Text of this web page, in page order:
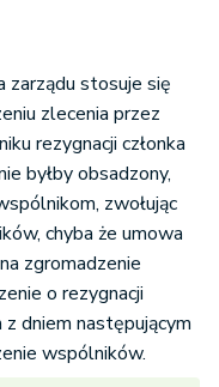
zarządu stosuje się
zlecenia przez
rezygnacji członka
byłby obsadzony,
zwołując
chyba że umowa
zgromadzenie
o rezygnacji
z dniem następującym
wspólników.